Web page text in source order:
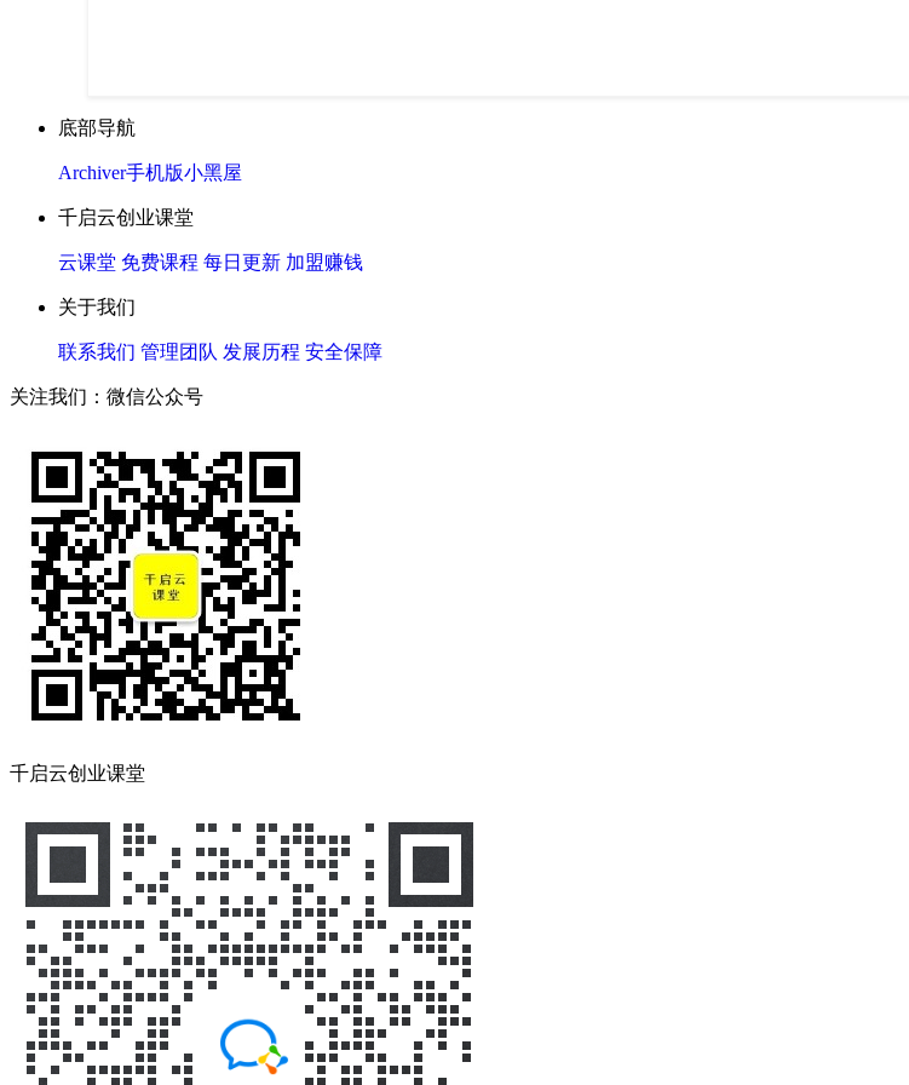
底部导航
Archiver手机版小黑屋
千启云创业课堂
云课堂 免费课程 每日更新 加盟赚钱
关于我们
联系我们 管理团队 发展历程 安全保障
关注我们：微信公众号
千启云创业课堂